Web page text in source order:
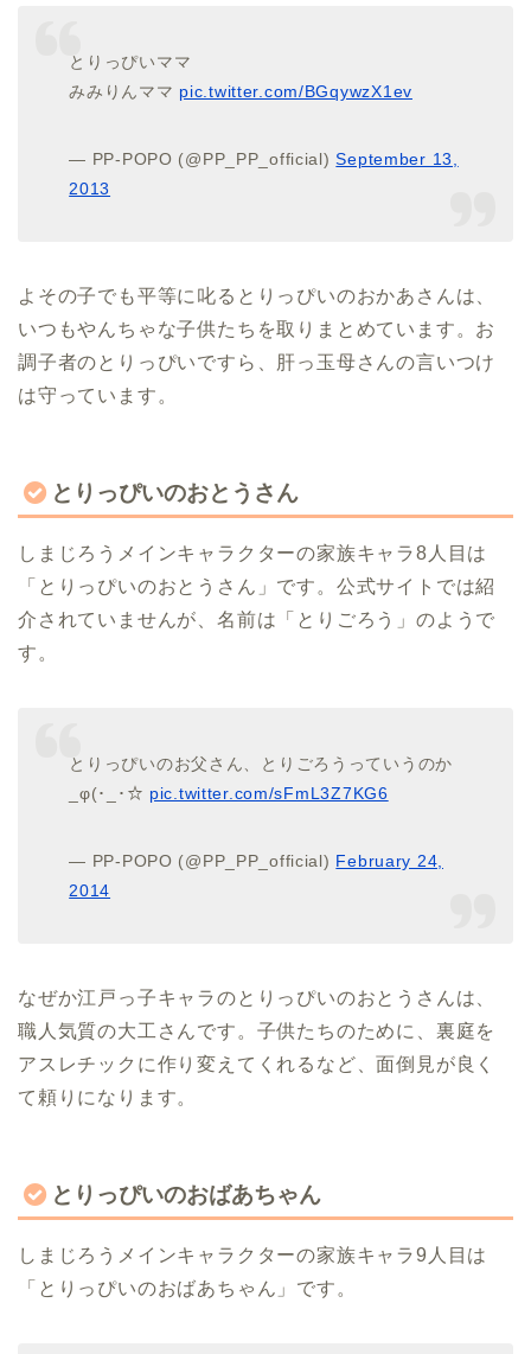
とりっぴいママ
みみりんママ pic.twitter.com/BGqywzX1ev
— PP-POPO (@PP_PP_official)September 13,
2013
よその子でも平等に叱るとりっぴいのおかあさんは、
いつもやんちゃな子供たちを取りまとめています。お
調子者のとりっぴいですら、肝っ玉母さんの言いつけ
は守っています。
とりっぴいのおとうさん
しまじろうメインキャラクターの家族キャラ8人目は
「とりっぴいのおとうさん」です。公式サイトでは紹
介されていませんが、名前は「とりごろう」のようで
す。
とりっぴいのお父さん、とりごろうっていうのか
_φ(･_･☆ pic.twitter.com/sFmL3Z7KG6
— PP-POPO (@PP_PP_official) February 24,
2014
なぜか江戸っ子キャラのとりっぴいのおとうさんは、
職人気質の大工さんです。子供たちのために、裏庭を
アスレチックに作り変えてくれるなど、面倒見が良く
て頼りになります。
とりっぴいのおばあちゃん
しまじろうメインキャラクターの家族キャラ9人目は
「とりっぴいのおばあちゃん」です。